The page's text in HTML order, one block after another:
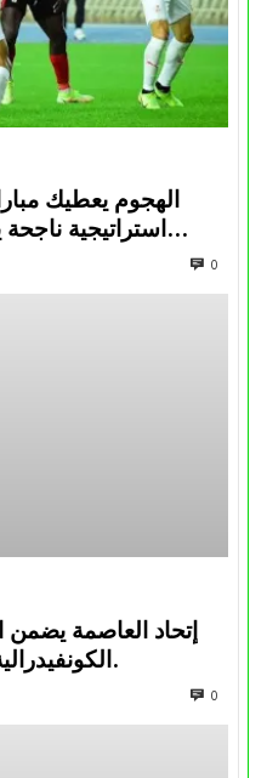
الهجوم يعطيك
استراتيجية
0
إتحاد العاصمة
الكونفيدرالية الإفريقية الموسم القادم.
0